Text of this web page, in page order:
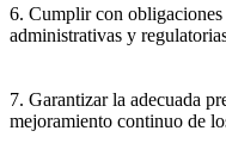
6. Cumplir con obligaciones
administrativas y
7. Garantizar la adecuada
mejoramiento continuo de